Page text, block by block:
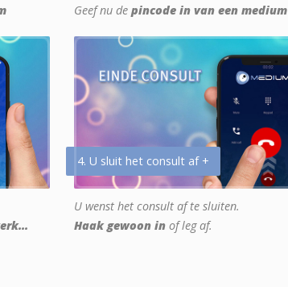
Geef nu de pincode in van een medium
4. U sluit het consult af +
U wenst het consult af te sluiten.
Haak gewoon in of leg af.